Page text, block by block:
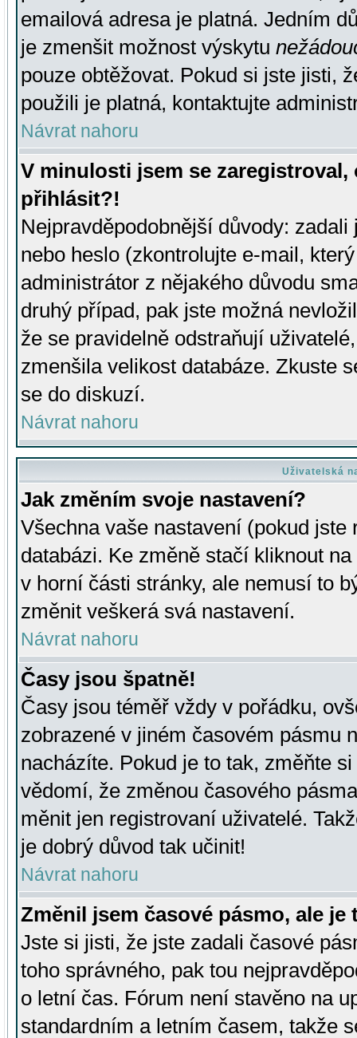
emailová adresa je platná. Jedním
je zmenšit možnost výskytu
pouze obtěžovat. Pokud si jste jisti,
použili je platná, kontaktujte
Návrat nahoru
V minulosti jsem se
přihlásit?!
Nejpravděpodobnější důvody:
nebo heslo (zkontrolujte e-mail,
administrátor z nějakého důvodu
druhý případ, pak jste možná
že se pravidelně odstraňují
zmenšila velikost databáze. Zkuste
se do diskuzí.
Návrat nahoru
Uživatelská
Jak změním svoje nastavení?
Všechna vaše nastavení (pokud
databázi. Ke změně stačí kliknout
v horní části stránky, ale nemusí to
změnit veškerá svá nastavení.
Návrat nahoru
Časy jsou špatně!
Časy jsou téměř vždy v pořádku,
zobrazené v jiném časovém pásmu
nacházíte. Pokud je to tak, změňte
vědomí, že změnou časového
měnit jen registrovaní uživatelé.
je dobrý důvod tak učinit!
Návrat nahoru
Změnil jsem časové pásmo, ale je
Jste si jisti, že jste zadali časové
toho správného, pak tou
o letní čas. Fórum není stavěno na
standardním a letním časem, takže